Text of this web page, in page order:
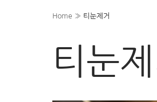
Home » 티눈제거
티눈제